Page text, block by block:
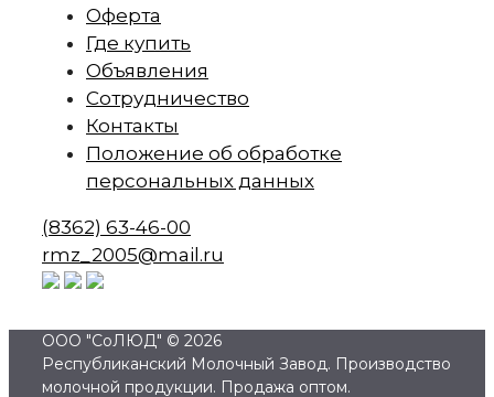
Оферта
Где купить
Объявления
Сотрудничество
Контакты
Положение об обработке
персональных данных
(8362) 63-46-00
rmz_2005@mail.ru
ООО "СоЛЮД" © 2026
Республиканский Молочный Завод. Производство
молочной продукции. Продажа оптом.